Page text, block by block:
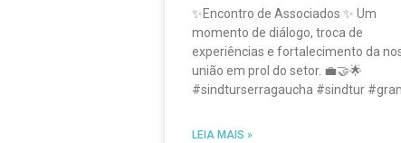
✨Encontro de Associados ✨ Um
momento de diálogo, troca de
experiências e fortalecimento da
união em prol do setor. 💼🤝🌟
#sindturserragaucha #sindtur
LEIA MAIS »